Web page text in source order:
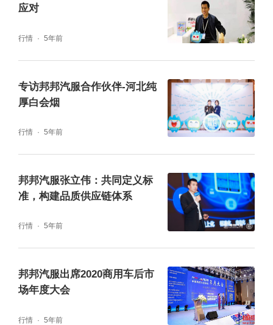
雷克萨斯混动水灾车需支援提供技术意见，他
便立刻改变行程赶赴清远市区，先后解决了两
台车辆的技术问题后方才离开，得到了当地财
夜。
应对
行情 5年前
专访邦邦汽服合作伙伴-河北纯
厚白会烟
行情 5年前
邦邦汽服张立伟：共同定义标
准，构建品质供应链体系
行情 5年前
邦邦汽服出席2020商用车后市
场年度大会
行情 5年前